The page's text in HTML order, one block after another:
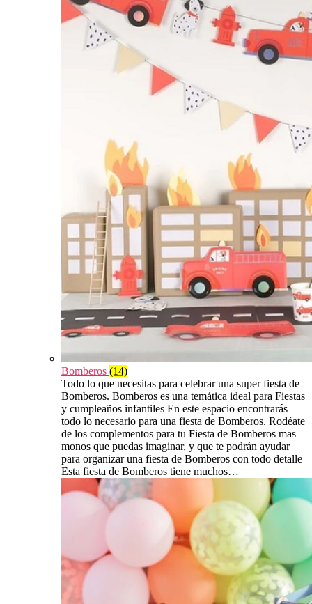
Bomberos (14)
Todo lo que necesitas para celebrar una super fiesta de
Bomberos. Bomberos es una temática ideal para Fiestas
y cumpleaños infantiles En este espacio encontrarás
todo lo necesario para una fiesta de Bomberos. Rodéate
de los complementos para tu Fiesta de Bomberos mas
monos que puedas imaginar, y que te podrán ayudar
para organizar una fiesta de Bomberos con todo detalle
Esta fiesta de Bomberos tiene muchos…